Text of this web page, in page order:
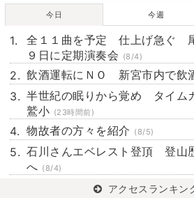
今日 今週
全１１曲を予定 仕上げ急ぐ
９日に定期演奏会 (8/4)
飲酒運転にＮＯ 新宮市内で飲
半世紀の眠りから覚め タイム
鷲小 (23時間前)
物故者の方々を紹介 (8/5)
石川さんエベレスト登頂 登山
へ (8/4)
アクセスランキン